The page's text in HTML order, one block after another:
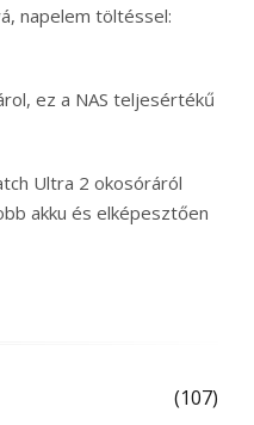
napelem töltéssel:
ez a NAS teljesértékű
Ultra 2 okosóráról
akku és elképesztően
(107)